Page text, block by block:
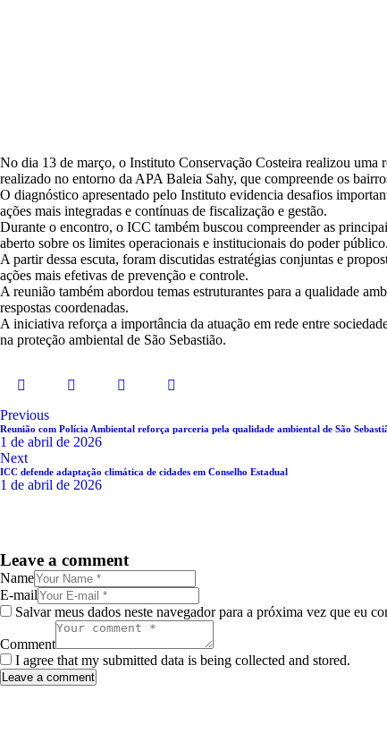
No dia 13 de março, o Instituto Conservação Costeira realizou uma
realizado no entorno da APA Baleia Sahy, que compreende os
O diagnóstico apresentado pelo Instituto evidencia desafios
ações mais integradas e contínuas de fiscalização e gestão.
Durante o encontro, o ICC também buscou compreender as
aberto sobre os limites operacionais e institucionais do poder público.
A partir dessa escuta, foram discutidas estratégias conjuntas e
ações mais efetivas de prevenção e controle.
A reunião também abordou temas estruturantes para a qualidade
respostas coordenadas.
A iniciativa reforça a importância da atuação em rede entre
na proteção ambiental de São Sebastião.
Navegação
de
Post
Previous
Reunião com Polícia Ambiental reforça parceria pela qualidade ambiental de São
1 de abril de 2026
Next
ICC defende adaptação climática de cidades em Conselho Estadual
1 de abril de 2026
Leave a comment
Name
E-mail
Salvar meus dados neste navegador para a próxima vez que eu
Comment
I agree that my submitted data is being collected and stored.